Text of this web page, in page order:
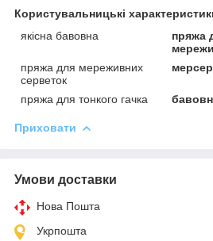
Користувальницькі
якісна бавовна
пряжа
пряжа для мереживних
серветок
пряжа для тонкого гачка
Приховати
Умови доставки
Нова Пошта
Укрпошта